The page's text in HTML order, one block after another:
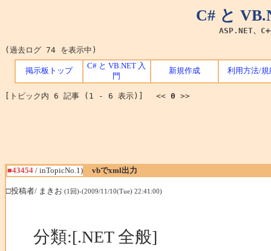
C# と
ASP.NET、
(過去ログ 74 を表示中)
掲示板トップ
C# と VB.NET 入
門
新規作成 利用方法/規
[トピック内 6 記事 (1 - 6 表示)] << 0 >>
■43454 / inTopicNo.1) vbでxml出力
□投稿者/ まきお (1回)-(2009/11/10(Tue) 22:41:00)
分類:[.NET 全般]